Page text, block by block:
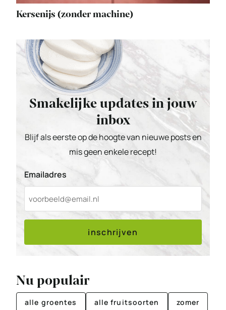
Kersenijs (zonder machine)
Smakelijke updates in jouw
inbox
Blijf als eerste op de hoogte van nieuwe posts en
mis geen enkele recept!
Emailadres
inschrijven
Nu populair
alle groentes alle fruitsoorten zomer